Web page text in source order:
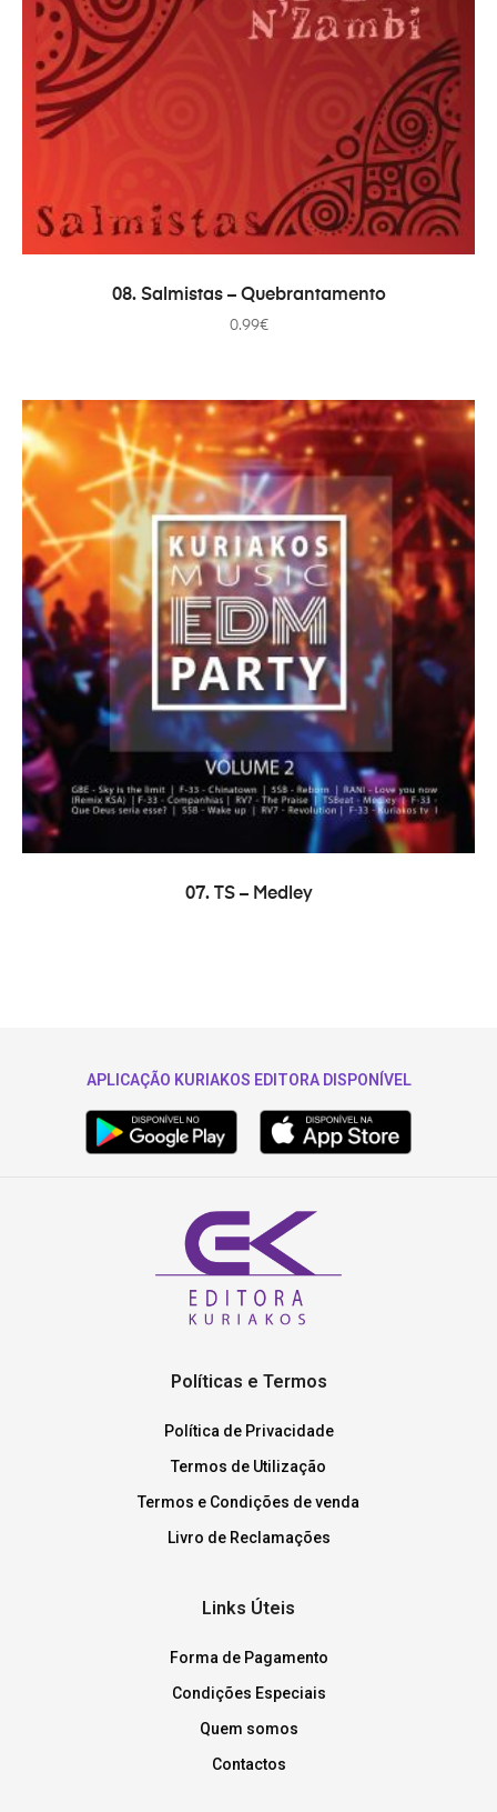
ADICIONAR
08. Salmistas – Quebrantamento
0.99€
LER MAIS
07. TS – Medley
APLICAÇÃO KURIAKOS EDITORA DISPONÍVEL
Políticas e Termos
Política de Privacidade
Termos de Utilização
Termos e Condições de venda
Livro de Reclamações
Links Úteis
Forma de Pagamento
Condições Especiais
Quem somos
Contactos